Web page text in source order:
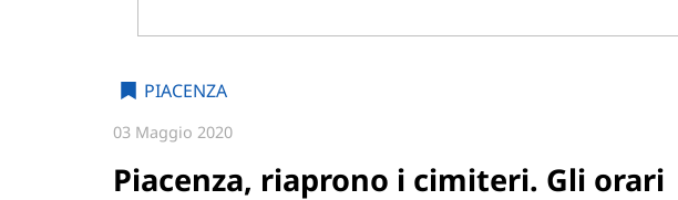
PIACENZA
03 Maggio 2020
Piacenza, riaprono i cimiteri. Gli orari